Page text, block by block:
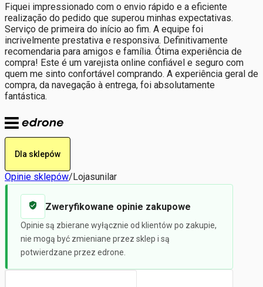
Fiquei impressionado com o envio rápido e a eficiente
realização do pedido que superou minhas expectativas.
Serviço de primeira do início ao fim. A equipe foi
incrivelmente prestativa e responsiva. Definitivamente
recomendaria para amigos e família. Ótima experiência de
compra! Este é um varejista online confiável e seguro com
quem me sinto confortável comprando. A experiência geral de
compra, da navegação à entrega, foi absolutamente
fantástica.
Dla sklepów
Opinie sklepów/Lojasunilar
Zweryfikowane opinie zakupowe
Opinie są zbierane wyłącznie od klientów po zakupie,
nie mogą być zmieniane przez sklep i są
potwierdzane przez edrone.